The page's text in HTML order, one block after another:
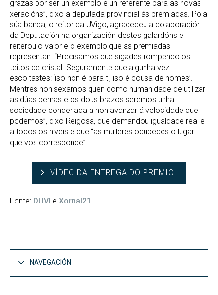
grazas por ser un exemplo e un referente para as novas
xeracións”, dixo a deputada provincial ás premiadas. Pola
súa banda, o reitor da UVigo, agradeceu a colaboración
da Deputación na organización destes galardóns e
reiterou o valor e o exemplo que as premiadas
representan. “Precisamos que sigades rompendo os
teitos de cristal. Seguramente que algunha vez
escoitastes: ‘iso non é para ti, iso é cousa de homes’.
Mentres non sexamos quen como humanidade de utilizar
as dúas pernas e os dous brazos seremos unha
sociedade condenada a non avanzar á velocidade que
podemos”, dixo Reigosa, que demandou igualdade real e
a todos os niveis e que “as mulleres ocupedes o lugar
que vos corresponde”.
VÍDEO DA ENTREGA DO PREMIO
Fonte: DUVI e Xornal21
NAVEGACIÓN